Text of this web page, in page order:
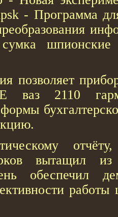
- Программа
позволяет
ваз 2110
вытащил из
обеспечил